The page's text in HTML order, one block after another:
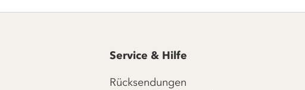
Service & Hilfe
Rücksendungen